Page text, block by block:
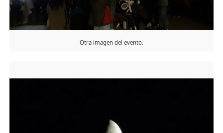
Otra imagen del evento.